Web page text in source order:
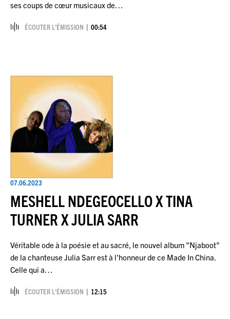
ses coups de cœur musicaux de…
ÉCOUTER L’ÉMISSION 00:54
07.06.2023
MESHELL NDEGEOCELLO X TINA
TURNER X JULIA SARR
Véritable ode à la poésie et au sacré, le nouvel album "Njaboot"
de la chanteuse Julia Sarr est à l'honneur de ce Made In China.
Celle qui a…
ÉCOUTER L’ÉMISSION 12:15